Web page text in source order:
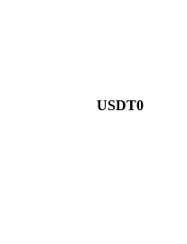
USDT0